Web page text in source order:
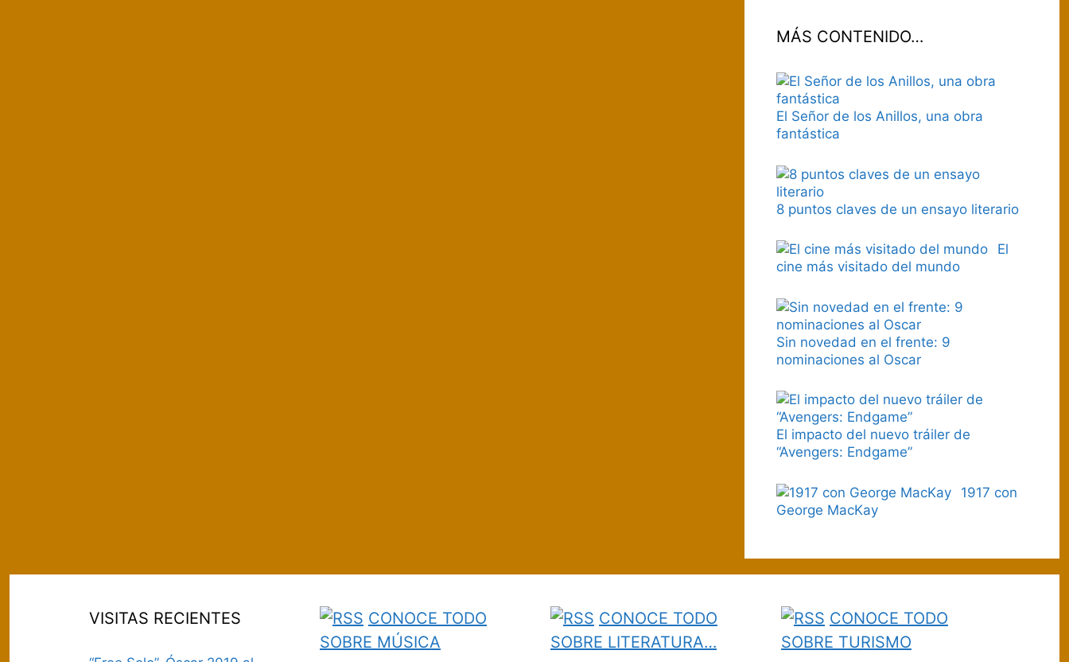
MÁS CONTENIDO…
El Señor de los Anillos, una obra
fantástica
8 puntos claves de un ensayo literario
El
cine más visitado del mundo
Sin novedad en el frente: 9
nominaciones al Oscar
El impacto del nuevo tráiler de
“Avengers: Endgame”
1917 con
George MacKay
VISITAS RECIENTES
CONOCE TODO
SOBRE MÚSICA
CONOCE TODO
SOBRE LITERATURA…
CONOCE TODO
SOBRE TURISMO